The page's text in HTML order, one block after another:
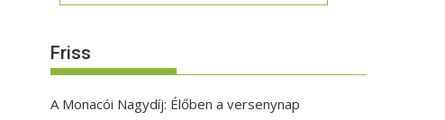
Friss
A Monacói Nagydíj: Élőben a versenynap